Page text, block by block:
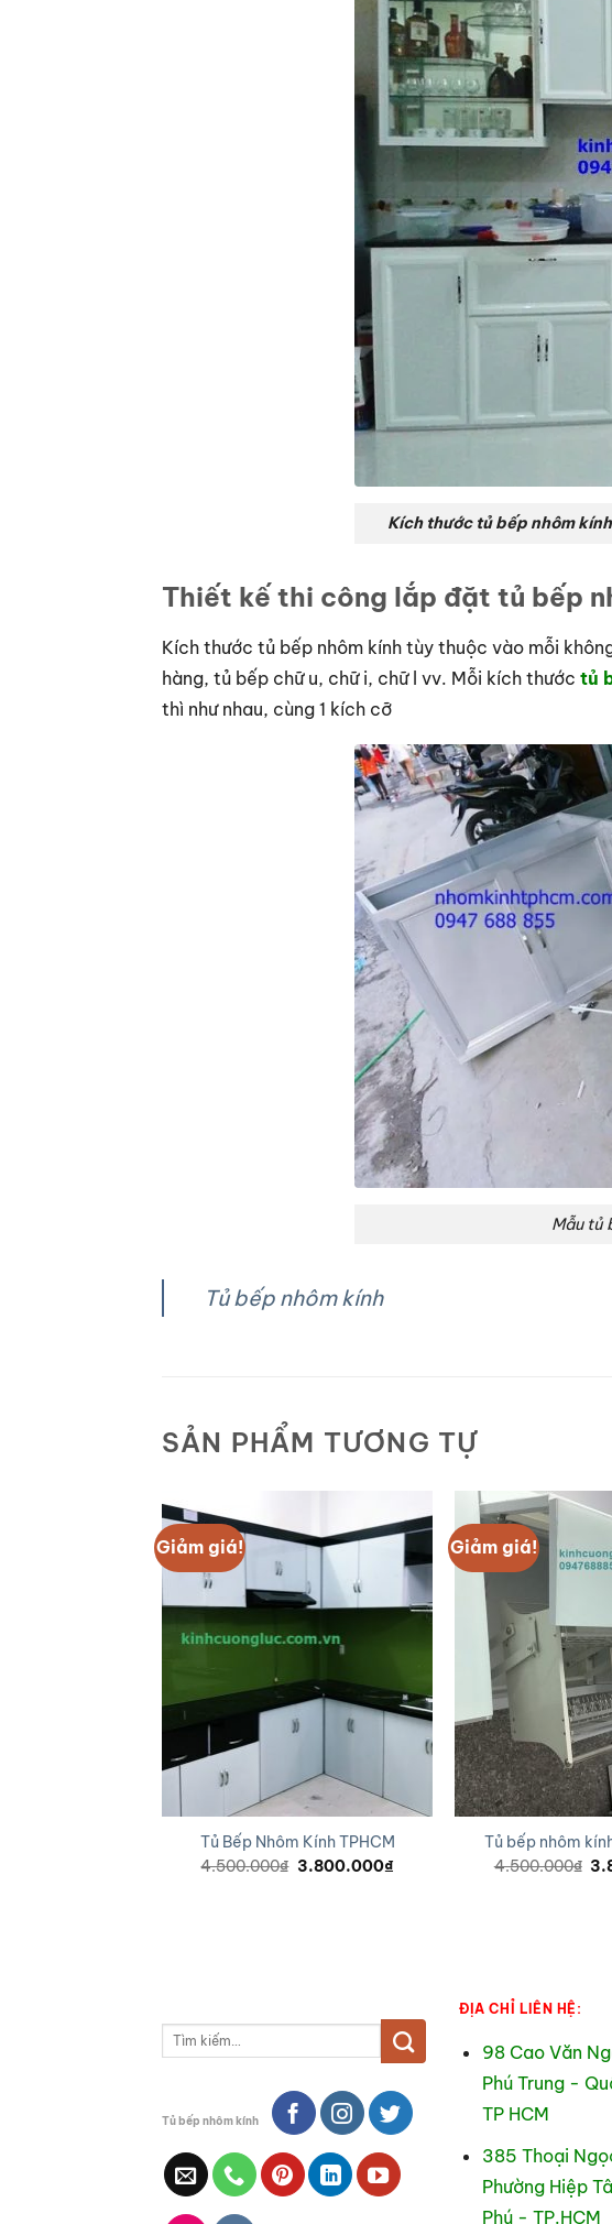
Kích thước tủ bếp nhôm
Thiết kế thi công lắp đặt tủ bếp
Kích thước tủ bếp nhôm kính tùy thuộc vào mỗi
hàng, tủ bếp chữ u, chữ i, chữ l vv. Mỗi kích thước tủ
thì như nhau, cùng 1 kích cỡ
Mẫu tủ
Tủ bếp nhôm kính
SẢN PHẨM TƯƠNG TỰ
Giảm giá!
Tủ Bếp Nhôm Kính TPHCM
4.500.000₫ Giá
3.800.000₫Giá
Giảm giá!
Tủ bếp nhôm
4.500.000₫
Tìm
kiếm:
Tủ bếp nhôm kính
ĐỊA CHỈ LIÊN HỆ:
98 Cao Văn
Phú Trung -
TP HCM
385 Thoại
Phường Hiệp
Phú - TP.HCM